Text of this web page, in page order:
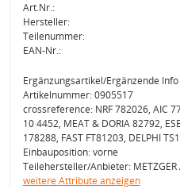
Art.Nr.:
Hersteller:
Teilenummer:
EAN-Nr.:
Ergänzungsartikel/Ergänzende Info
Artikelnummer: 0905517
crossreference: NRF 782026, AIC
10 4452, MEAT & DORIA 82792,
178288, FAST FT81203, DELPHI
Einbauposition: vorne
Teilehersteller/Anbieter: METZGER
weitere Attribute anzeigen